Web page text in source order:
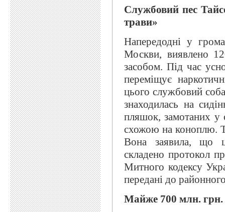
Службовий пес
трави»
Напередодні у
Москви, виявлено
засобом. Під час
переміщує
цього службовий
знаходилась на
пляшок, замотаних у
схожою на коноплю.
Вона заявила, що
складено протокол
Митного кодексу
передані до районного
Майже 700 млн. грн.